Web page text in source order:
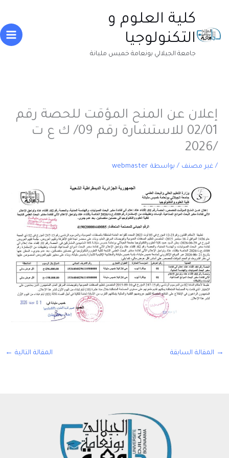
المحتوى
كلية العلوم و
التكنولوجيا
جامعة الجيلالي بونعامة خميس مليانة
إعلان عن المنح المؤقت للحصة رقم
02/01 للاستشارة رقم 09/ ك ع ت
/2026
/غير مصنف / بواسطة webmaster
→ المقالة السابقة المقالة التالية ←